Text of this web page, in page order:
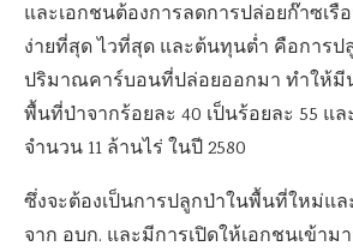
และเอกชนต้องการลดการปล่อยก๊าซเรื
ง่ายที่สุด ไวที่สุด และต้นทุนต่ำ คือการ
ปริมาณคาร์บอนที่ปล่อยออกมา ทำให้มี
พื้นที่ป่าจากร้อยละ 40 เป็นร้อยละ 55 แ
จำนวน 11 ล้านไร่ ในปี 2580
ซึ่งจะต้องเป็นการปลูกป่าในพื้นที่ใหม่แล
จาก อบก. และมีการเปิดให้เอกชนเข้า